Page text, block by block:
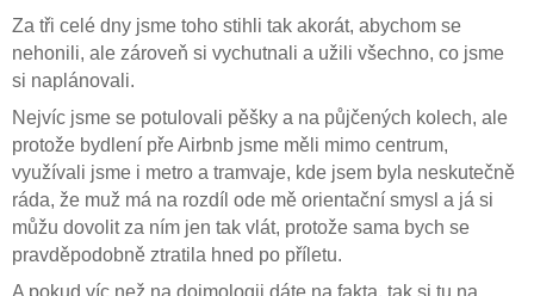
Za tři celé dny jsme toho stihli tak akorát, abychom se
nehonili, ale zároveň si vychutnali a užili všechno, co jsme
si naplánovali.
Nejvíc jsme se potulovali pěšky a na půjčených kolech, ale
protože bydlení pře Airbnb jsme měli mimo centrum,
využívali jsme i metro a tramvaje, kde jsem byla neskutečně
ráda, že muž má na rozdíl ode mě orientační smysl a já si
můžu dovolit za ním jen tak vlát, protože sama bych se
pravděpodobně ztratila hned po příletu.
A pokud víc než na dojmologii dáte na fakta, tak si tu na